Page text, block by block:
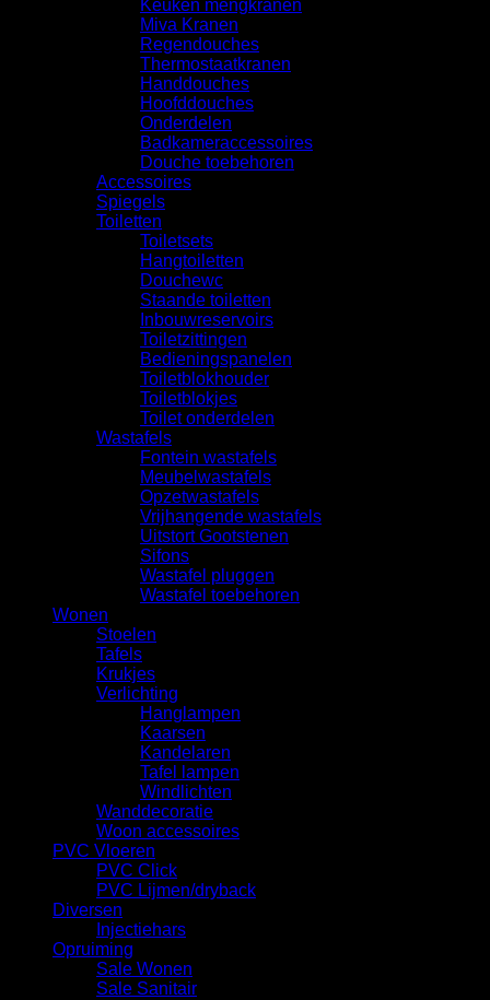
Keuken mengkranen
Miva Kranen
Regendouches
Thermostaatkranen
Handdouches
Hoofddouches
Onderdelen
Badkameraccessoires
Douche toebehoren
Accessoires
Spiegels
Toiletten
Toiletsets
Hangtoiletten
Douchewc
Staande toiletten
Inbouwreservoirs
Toiletzittingen
Bedieningspanelen
Toiletblokhouder
Toiletblokjes
Toilet onderdelen
Wastafels
Fontein wastafels
Meubelwastafels
Opzetwastafels
Vrijhangende wastafels
Uitstort Gootstenen
Sifons
Wastafel pluggen
Wastafel toebehoren
Wonen
Stoelen
Tafels
Krukjes
Verlichting
Hanglampen
Kaarsen
Kandelaren
Tafel lampen
Windlichten
Wanddecoratie
Woon accessoires
PVC Vloeren
PVC Click
PVC Lijmen/dryback
Diversen
Injectiehars
Opruiming
Sale Wonen
Sale Sanitair